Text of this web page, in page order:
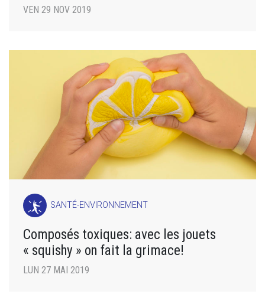
VEN 29 NOV 2019
SANTÉ-ENVIRONNEMENT
Composés toxiques: avec les jouets
« squishy » on fait la grimace!
LUN 27 MAI 2019